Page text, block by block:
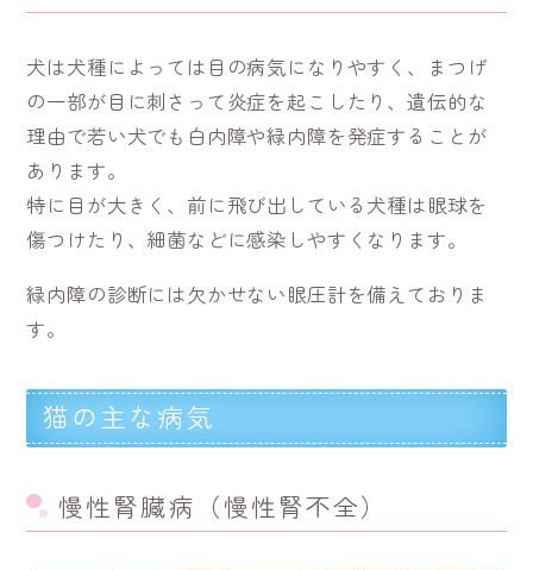
犬は犬種によっては目の病気になりやすく、まつげ
の一部が目に刺さって炎症を起こしたり、遺伝的な
理由で若い犬でも白内障や緑内障を発症することが
あります。
特に目が大きく、前に飛び出している犬種は眼球を
傷つけたり、細菌などに感染しやすくなります。
緑内障の診断には欠かせない眼圧計を備えておりま
す。
猫の主な病気
慢性腎臓病（慢性腎不全）